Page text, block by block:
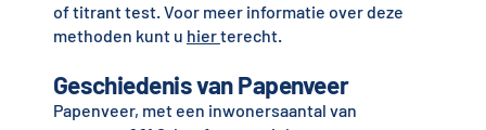
of titrant test. Voor meer informatie over deze
methoden kunt u hierterecht.
Geschiedenis van Papenveer
Papenveer, met een inwonersaantal van